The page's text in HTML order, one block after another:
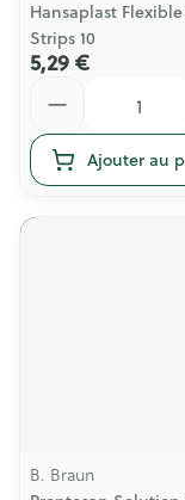
Hansaplast
Strips 10
5,29 €
Ajouter au
B. Braun